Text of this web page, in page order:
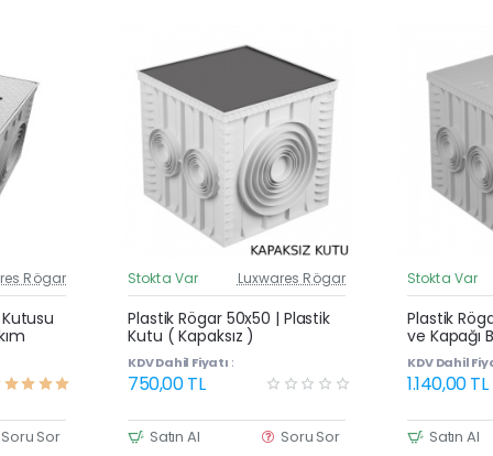
Fiyat
Yeni Ürün
Rögar
Soru Sor
Güncel Fiyat
Yeni Ürün
Stokta Var Luxwares Rögar
Plastik Rögar 50x50 | Plastik
Kutu ( Kapaksız )
KDV Dahil Fiyatı :
750,00 TL
Satın Al Soru Sor
Stokta Var
Plastik
ve Kapağı
KDV Dahil
1.140,00 TL
Satın Al